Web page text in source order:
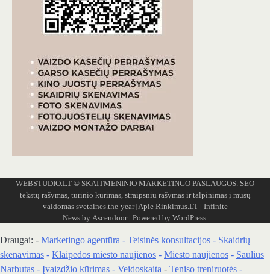
WEBSTUDIO.LT © SKAITMENINIO MARKETINGO PASLAUGOS. SEO
tekstų rašymas, turinio kūrimas, straipsnių rašymas ir talpinimas į mūsų
valdomas svetaines.the-year] Apie Rinkimus.LT| Infinite
News by Ascendoor| Powered by WordPress.
Draugai: - Marketingo agentūra - Teisinės konsultacijos - Skaidrių
skenavimas - Klaipedos miesto naujienos - Miesto naujienos - Saulius
Narbutas - Įvaizdžio kūrimas - Veidoskaita - Teniso treniruotės -